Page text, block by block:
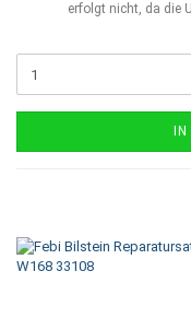
erfolgt nicht, da die